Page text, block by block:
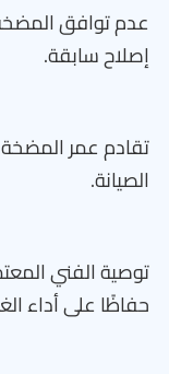
عدم توافق
إصلاح سابقة.
تقادم عمر
الصيانة.
توصية الفني
حفاظًا على أداء